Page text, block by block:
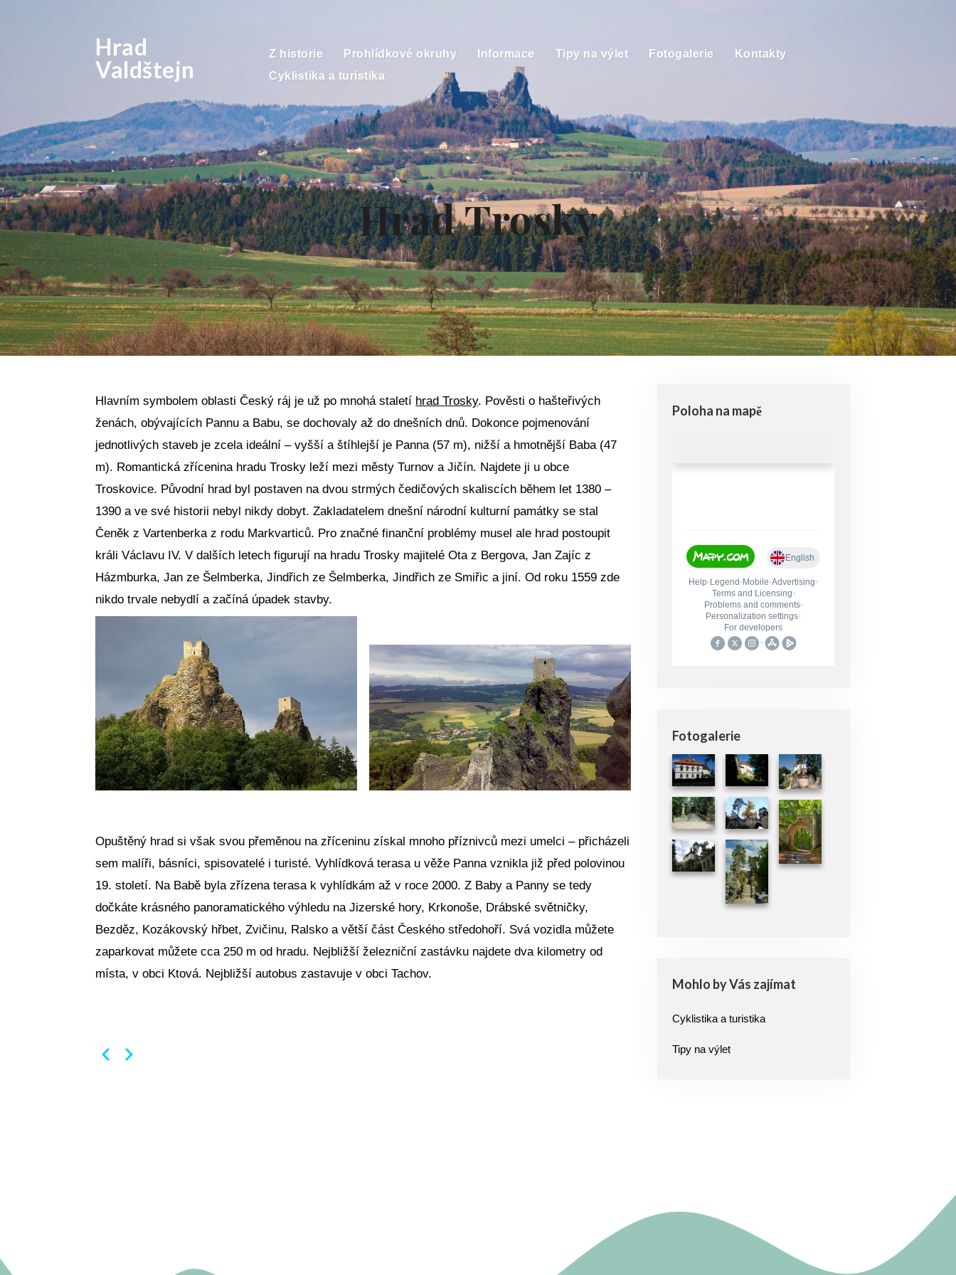
Hrad
Valdštejn
Z historie Prohlídkové okruhy Informace Tipy na výlet Fotogalerie
Kontakty
Cyklistika a turistika
Hrad Trosky
Hlavním symbolem oblasti Český ráj je už po mnohá staletí hrad Trosky. Pověsti o hašteřivých
ženách, obývajících Pannu a Babu, se dochovaly až do dnešních dnů. Dokonce pojmenování
jednotlivých staveb je zcela ideální – vyšší a štíhlejší je Panna (57 m), nižší a hmotnější Baba (47
m). Romantická zřícenina hradu Trosky leží mezi městy Turnov a Jičín. Najdete ji u obce
Troskovice. Původní hrad byl postaven na dvou strmých čedičových skaliscích během let 1380 –
1390 a ve své historii nebyl nikdy dobyt. Zakladatelem dnešní národní kulturní památky se stal
Čeněk z Vartenberka z rodu Markvarticů. Pro značné finanční problémy musel ale hrad postoupit
králi Václavu IV. V dalších letech figurují na hradu Trosky majitelé Ota z Bergova, Jan Zajíc z
Házmburka, Jan ze Šelmberka, Jindřich ze Šelmberka, Jindřich ze Smiřic a jiní. Od roku 1559 zde
nikdo trvale nebydlí a začíná úpadek stavby.
Opuštěný hrad si však svou přeměnou na zříceninu získal mnoho příznivců mezi umelci – přicházeli
sem malíři, básníci, spisovatelé i turisté. Vyhlídková terasa u věže Panna vznikla již před polovinou
19. století. Na Babě byla zřízena terasa k vyhlídkám až v roce 2000. Z Baby a Panny se tedy
dočkáte krásného panoramatického výhledu na Jizerské hory, Krkonoše, Drábské světničky,
Bezděz, Kozákovský hřbet, Zvičinu, Ralsko a větší část Českého středohoří. Svá vozidla můžete
zaparkovat můžete cca 250 m od hradu. Nejbližší železniční zastávku najdete dva kilometry od
místa, v obci Ktová. Nejbližší autobus zastavuje v obci Tachov.
Poloha na mapě
Fotogalerie
Mohlo by Vás zajímat
Cyklistika a turistika
Tipy na výlet